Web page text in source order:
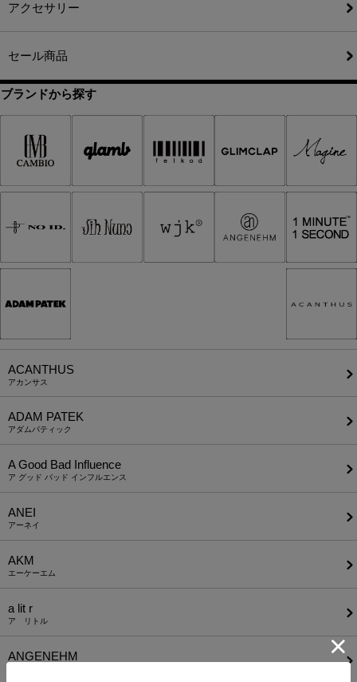
アクセサリー
セール商品
ブランドから探す
ACANTHUS
アカンサス
ADAM PATEK
アダムパティック
A Good Bad Influence
ア グッド バッド インフルエンス
ANEI
アーネイ
AKM
エーケーエム
a lit r
ア リトル
ANGENEHM